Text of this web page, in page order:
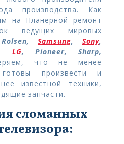
производства. Как
на Планерной ремонт
ведущих мировых
Samsung, Sony,
LG, Pioneer, Sharp,
что не менее
произвести и
известной техники,
запчасти.
сломанных